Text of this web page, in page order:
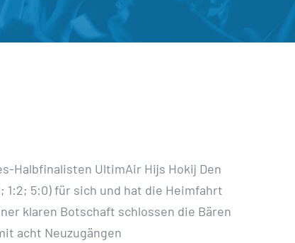
Halbfinalisten UltimAir Hijs Hokij Den
1:2; 5:0) für sich und hat die Heimfahrt
klaren Botschaft schlossen die Bären
acht Neuzugängen